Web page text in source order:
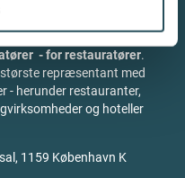
Caféer (DRC) er en
- for restauratører.
repræsentant med
- herunder restauranter,
og hoteller
1159 København K